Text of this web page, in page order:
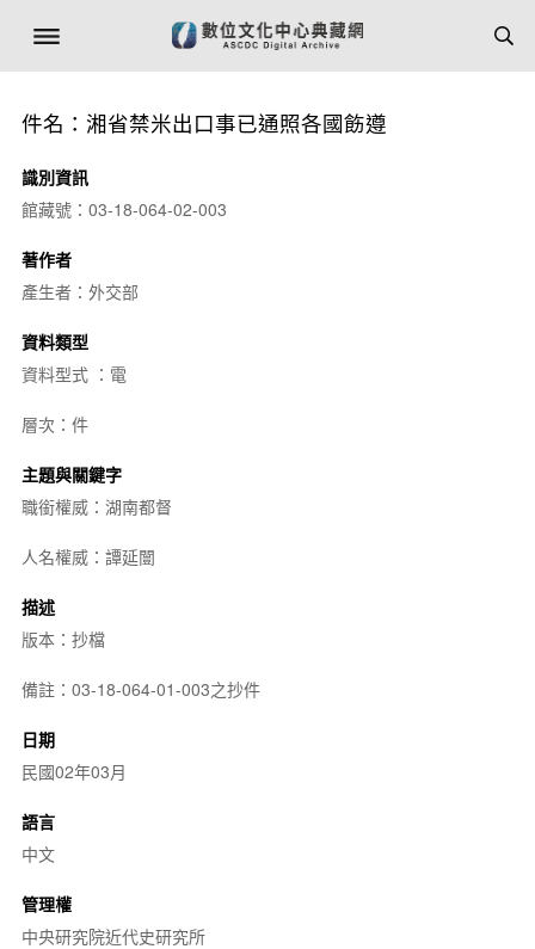
件名：湘省禁米出口事已通照各國飭遵
識別資訊
館藏號：03-18-064-02-003
著作者
產生者：外交部
資料類型
資料型式 ：電
層次：件
主題與關鍵字
職銜權威：湖南都督
人名權威：譚延闓
描述
版本：抄檔
備註：03-18-064-01-003之抄件
日期
民國02年03月
語言
中文
管理權
中央研究院近代史研究所